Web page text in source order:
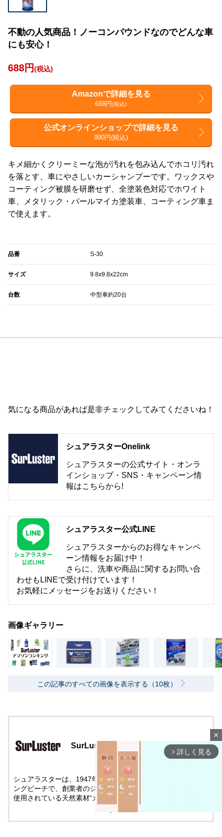
不動の人気商品！ノーコンパウンドなのでどんな車
にも安心！
688円(税込)
Amazonで詳細を見る
688円(税込)
公式オンラインショップで詳細を見る
990円(税込)
キメ細かくクリーミーな泡が汚れを包み込んでホコリ汚れ
を落とす、車にやさしいカーシャンプーです。ワックスや
コーティング被膜を研磨せず、全塗装色対応でホワイト
車、メタリック・パールマイカ塗装車、コーティング車ま
で使えます。
品番 S-30
サイズ 9.8x9.8x22cm
台数 中型車約20台
気になる商品があれば是非チェックしてみてくださいね！
シュアラスターOnelink
シュアラスターの公式サイト・オンラ
インショップ・SNS・キャンペーン情
報はこちらから!
シュアラスター公式LINE
シュアラスターからのお得なキャンペ
ーン情報をお届け中！
さらに、洗車や商品に関するお問い合
わせもLINEで受け付けています！
お気軽にメッセージをお送りください！
画像ギャラリー
この記事のすべての画像を表示する（10枚）
SurLuster
シュアラスターは、1947年、アメリカ・カリフォルニア州ロ
ングビーチで、創業者のジョセフ・ロビンソンは、化粧品にも
使用されている天然素材“カルナバ蝋”を主成分とした自動車ワ
close
arrow_forward_ios 詳しく見る